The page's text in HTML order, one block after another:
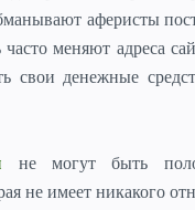
аферисты
меняют адреса
свои денежные
не могут быть
не имеет никакого